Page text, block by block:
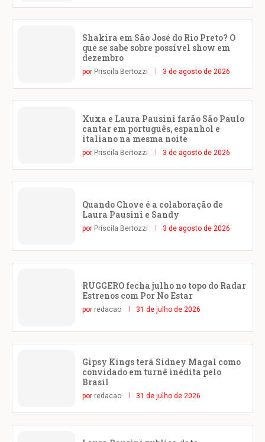
Shakira em São José do Rio Preto? O
que se sabe sobre possível show em
dezembro
por Priscila Bertozzi 3 de agosto de 2026
Xuxa e Laura Pausini farão São Paulo
cantar em português, espanhol e
italiano na mesma noite
por Priscila Bertozzi 3 de agosto de 2026
Quando Chove é a colaboração de
Laura Pausini e Sandy
por Priscila Bertozzi 3 de agosto de 2026
RUGGERO fecha julho no topo do Radar
Estrenos com Por No Estar
por redacao 31 de julho de 2026
Gipsy Kings terá Sidney Magal como
convidado em turnê inédita pelo
Brasil
por redacao 31 de julho de 2026